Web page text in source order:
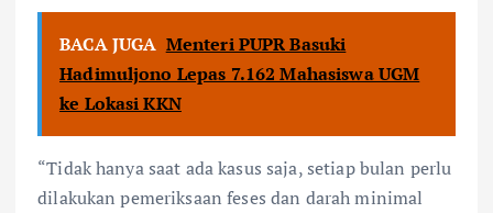
BACA JUGA Menteri PUPR Basuki
Hadimuljono Lepas 7.162 Mahasiswa UGM
ke Lokasi KKN
“Tidak hanya saat ada kasus saja, setiap bulan perlu
dilakukan pemeriksaan feses dan darah minimal